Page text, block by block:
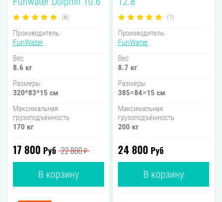
(6)
Производитель:
FunWater
Вес
8.6 кг
Размеры
320*83*15 см
Максимальная
грузоподъёмность
170 кг
17 800 Руб 22 800₽
В корзину
(1)
Производитель:
FunWater
Вес
8.7 кг
Размеры
385×84×15 см
Максимальная
грузоподъёмность
200 кг
24 800 Руб
В корзину